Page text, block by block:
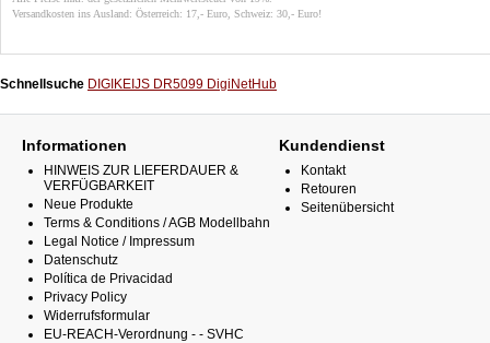
Versandkosten ins Ausland: Österreich: 17,- Euro, Schweiz: 30,- Euro!
Schnellsuche DIGIKEIJS DR5099 DigiNetHub
Informationen
HINWEIS ZUR LIEFERDAUER &
VERFÜGBARKEIT
Neue Produkte
Terms & Conditions / AGB Modellbahn
Legal Notice / Impressum
Datenschutz
Política de Privacidad
Privacy Policy
Widerrufsformular
EU-REACH-Verordnung - - SVHC
Kundendienst
Kontakt
Retouren
Seitenübersicht